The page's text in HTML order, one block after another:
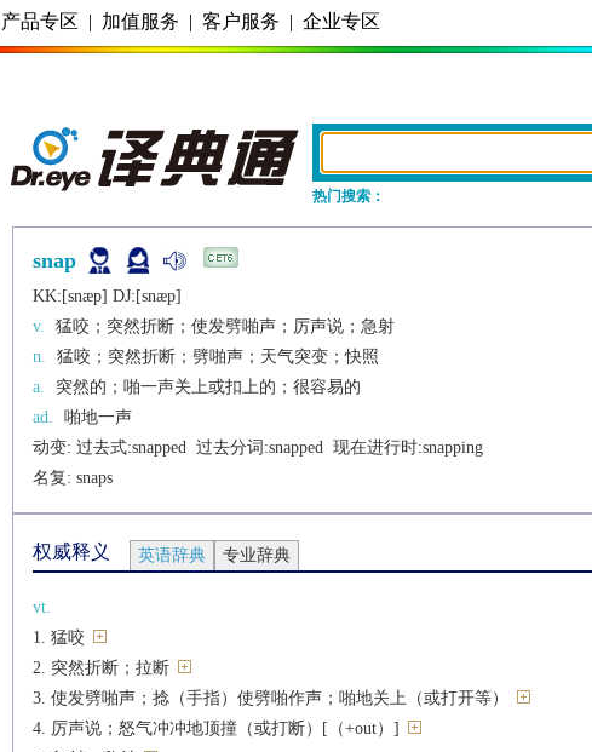
产品专区 | 加值服务 | 客户服务 | 企业专区
热门搜索：
snap
KK:[snæp] DJ:[snæp]
v.
猛咬；突然折断；使发劈啪声；厉声说；急射
n.
猛咬；突然折断；劈啪声；天气突变；快照
a.
突然的；啪一声关上或扣上的；很容易的
ad.
啪地一声
动变: 过去式:snapped 过去分词:snapped 现在进行时:snapping
名复: snaps
权威释义 英语辞典 专业辞典
vt.
猛咬
突然折断；拉断
使发劈啪声；捻（手指）使劈啪作声；啪地关上（或打开等）
厉声说；怒气冲冲地顶撞（或打断）[（+out）]